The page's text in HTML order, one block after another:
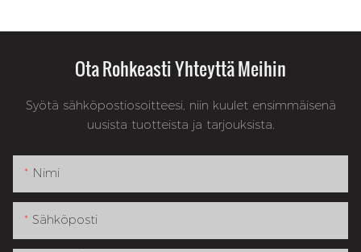
Ota Rohkeasti Yhteyttä Meihin
Syötä sähköpostiosoitteesi, niin kuulet ensimmäisenä
uusista tuotteista ja tarjouksista.
Nimi
Sähköposti